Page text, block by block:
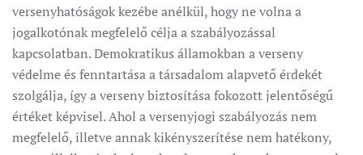
versenyhatóságok kezébe anélkül, hogy ne volna a
jogalkotónak megfelelő célja a szabályozással
kapcsolatban. Demokratikus államokban a verseny
védelme és fenntartása a társadalom alapvető érdekét
szolgálja, így a verseny biztosítása fokozott jelentőségű
értéket képvisel. Ahol a versenyjogi szabályozás nem
megfelelő, illetve annak kikényszerítése nem hatékony,